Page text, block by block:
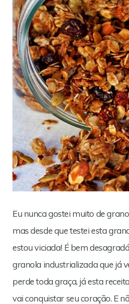
Eu nunca gostei muito de
mas desde que testei esta
estou viciada! É bem
granola industrializada que já
perde toda graça, já esta
vai conquistar seu coração. E